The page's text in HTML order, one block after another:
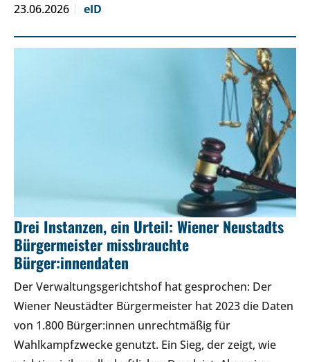
23.06.2026 eID
Drei Instanzen, ein Urteil: Wiener Neustadts
Bürgermeister missbrauchte
Bürger:innendaten
Der Verwaltungsgerichtshof hat gesprochen: Der
Wiener Neustädter Bürgermeister hat 2023 die Daten
von 1.800 Bürger:innen unrechtmäßig für
Wahlkampfzwecke genutzt. Ein Sieg, der zeigt, wie